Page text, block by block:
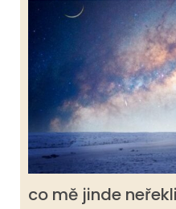
co mě jinde neřekli